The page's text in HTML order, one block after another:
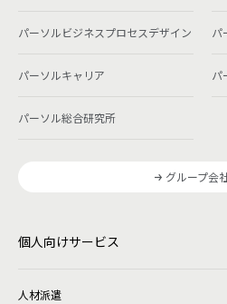
パーソルビジネスプロセスデザイン パ
パーソルキャリア パ
パーソル総合研究所
グループ会
個人向けサービス
人材派遣